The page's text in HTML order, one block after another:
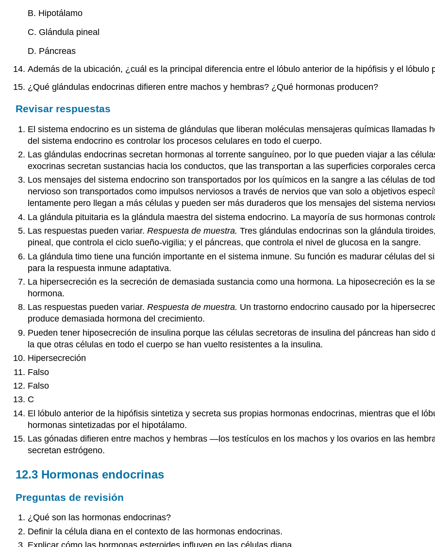
B. Hipotálamo
C. Glándula pineal
D. Páncreas
Además de la ubicación, ¿cuál es la principal diferencia entre el lóbulo anterior de la hipófisis y el lóbulo
¿Qué glándulas endocrinas difieren entre machos y hembras? ¿Qué hormonas producen?
Revisar respuestas
El sistema endocrino es un sistema de glándulas que liberan moléculas mensajeras químicas llamadas
del sistema endocrino es controlar los procesos celulares en todo el cuerpo.
Las glándulas endocrinas secretan hormonas al torrente sanguíneo, por lo que pueden viajar a las
exocrinas secretan sustancias hacia los conductos, que las transportan a las superficies corporales
Los mensajes del sistema endocrino son transportados por los químicos en la sangre a las células de
nervioso son transportados como impulsos nerviosos a través de nervios que van solo a objetivos
lentamente pero llegan a más células y pueden ser más duraderos que los mensajes del sistema
La glándula pituitaria es la glándula maestra del sistema endocrino. La mayoría de sus hormonas
Las respuestas pueden variar. Respuesta de muestra. Tres glándulas endocrinas son la glándula
pineal, que controla el ciclo sueño-vigilia; y el páncreas, que controla el nivel de glucosa en la sangre.
La glándula timo tiene una función importante en el sistema inmune. Su función es madurar células del
para la respuesta inmune adaptativa.
La hipersecreción es la secreción de demasiada sustancia como una hormona. La hiposecreción es la
hormona.
Las respuestas pueden variar. Respuesta de muestra. Un trastorno endocrino causado por la
produce demasiada hormona del crecimiento.
Pueden tener hiposecreción de insulina porque las células secretoras de insulina del páncreas han
la que otras células en todo el cuerpo se han vuelto resistentes a la insulina.
Hipersecreción
Falso
Falso
C
El lóbulo anterior de la hipófisis sintetiza y secreta sus propias hormonas endocrinas, mientras que el
hormonas sintetizadas por el hipotálamo.
Las gónadas difieren entre machos y hembras —los testículos en los machos y los ovarios en las
secretan estrógeno.
12.3 Hormonas endocrinas
Preguntas de revisión
¿Qué son las hormonas endocrinas?
Definir la célula diana en el contexto de las hormonas endocrinas.